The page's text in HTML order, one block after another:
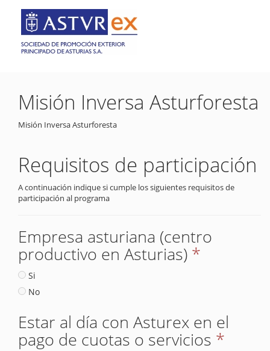
Misión Inversa Asturforesta
Misión Inversa Asturforesta
Requisitos de participación
A continuación indique si cumple los siguientes requisitos de
participación al programa
Empresa asturiana (centro
productivo en Asturias) *
Si
No
Estar al día con Asturex en el
pago de cuotas o servicios *